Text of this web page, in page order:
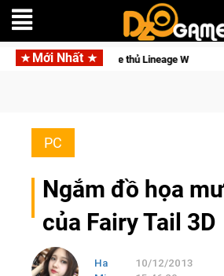
Mới Nhất Garena hợp tác
PC
Ngắm đồ họa
của Fairy Tail 3D
Ha
10/12/2013